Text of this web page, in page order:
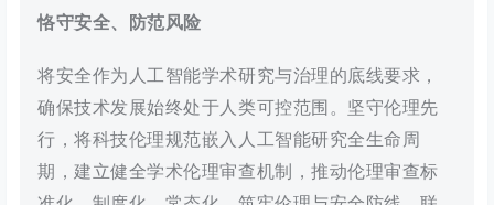
恪守安全、防范风险
将安全作为人工智能学术研究与治理的底线要求，
确保技术发展始终处于人类可控范围。坚守伦理先
行，将科技伦理规范嵌入人工智能研究全生命周
期，建立健全学术伦理审查机制，推动伦理审查标